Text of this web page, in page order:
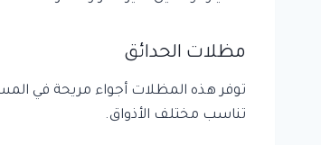
مظلات الحدائق
توفر هذه المظلات أجواء مريحة في
تناسب مختلف الأذواق.